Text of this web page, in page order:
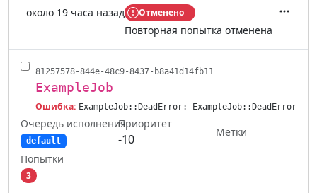
около 19 часа назад Отменено
Повторная попытка отменена
81257578-844e-48c9-8437-b8a41d14fb11
ExampleJob
Ошибка: ExampleJob::DeadError: ExampleJob::DeadError
Очередь исполнения
default
Приоритет
-10
Метки
Попытки
3